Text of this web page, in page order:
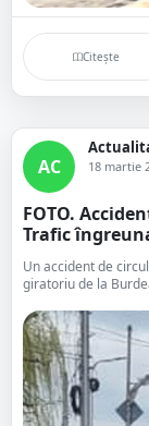
Citește
AC 18 martie
FOTO.
Trafic
Un accident de
giratoriu de la